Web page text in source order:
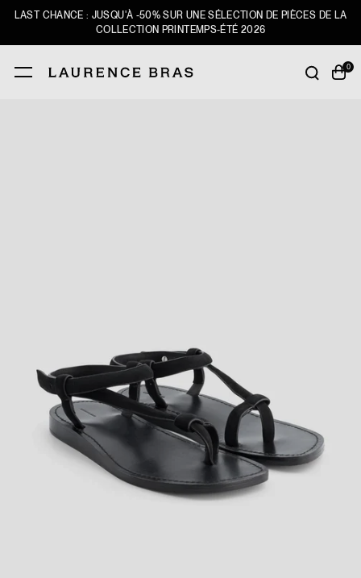
LAST CHANCE : JUSQU'À -50% SUR UNE SÉLECTION DE PIÈCES DE LA
COLLECTION PRINTEMPS-ÉTÉ 2026
0